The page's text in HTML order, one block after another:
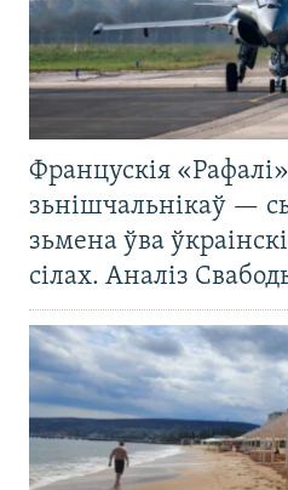
Францускія
зьнішчальнікаў —
зьмена ўва
сілах. Аналіз